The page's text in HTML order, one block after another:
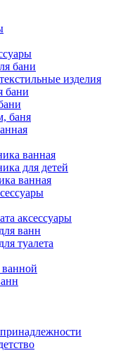
бани
изделия
бани
баня
ванная
для детей
ванная
аксессуары
ванн
туалета